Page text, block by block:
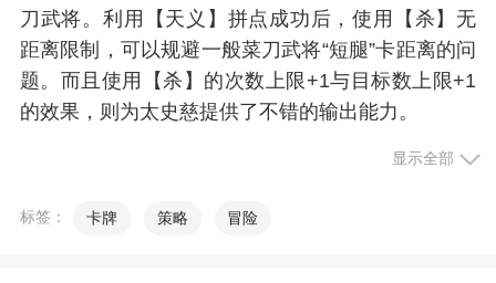
刀武将。利用【天义】拼点成功后，使用【杀】无
距离限制，可以规避一般菜刀武将“短腿”卡距离的问
题。而且使用【杀】的次数上限+1与目标数上限+1
的效果，则为太史慈提供了不错的输出能力。
让我们来做一个优缺对比，从而更好的来理解
优点：
显示全部
标签： 卡牌 策略 冒险